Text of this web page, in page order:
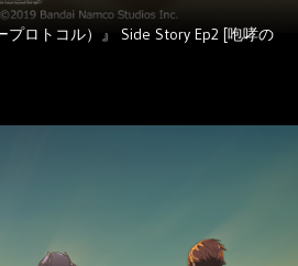
ープロトコル）』 Side Story Ep2 [咆哮の